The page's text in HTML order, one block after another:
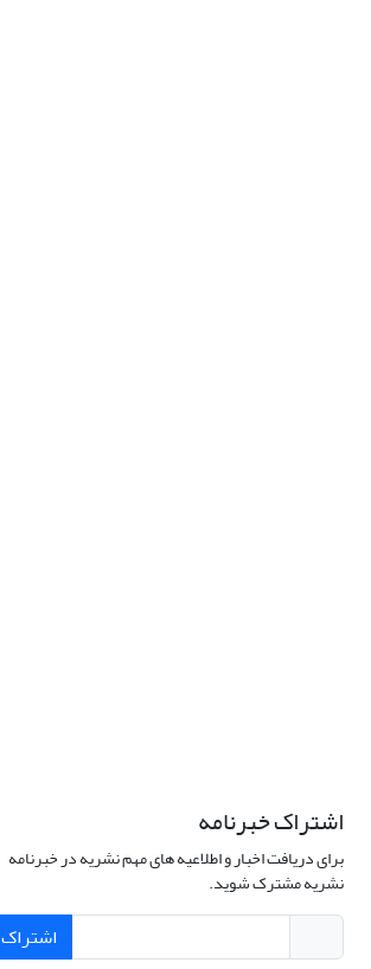
اشتراک خبرنامه
برای دریافت اخبار و اطلاعیه های مهم نشریه در خبرنامه
نشریه مشترک شوید.
اشتراک